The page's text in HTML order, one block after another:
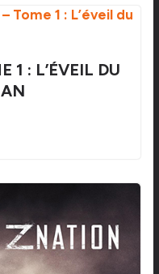
1 : L’ÉVEIL DU